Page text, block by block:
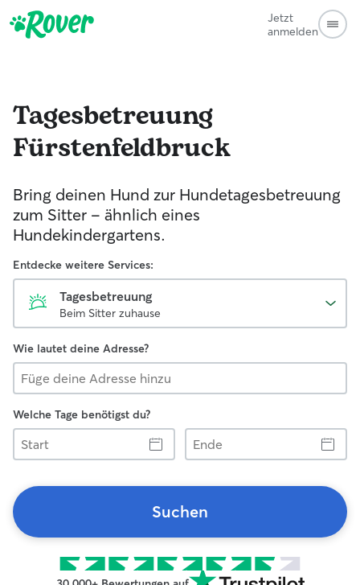
Jetzt
anmelden
Tagesbetreuung
Fürstenfeldbruck
Bring deinen Hund zur Hundetagesbetreuung
zum Sitter - ähnlich eines
Hundekindergartens.
Entdecke weitere Services:
Tagesbetreuung
Beim Sitter zuhause
Wie lautet deine Adresse?
Welche Tage benötigst du?
Start
Ende
Suchen